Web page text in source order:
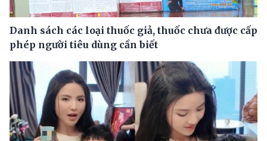
Danh sách các loại thuốc giả, thuốc chưa được cấp
phép người tiêu dùng cần biết